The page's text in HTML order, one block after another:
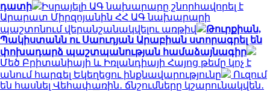
դատի
Իսրայելի ԱԳ նախարարը շնորհավորել է
Արարատ Միրզոյանին ՀՀ ԱԳ նախարարի
պաշտոնում վերանշանակվելու առթիվ
Թուրքիան,
Պակիստանն ու Սաուդյան Արաբիան ստորագրել են
փոխադարձ պաշտպանության համաձայնագիր
Մեծ Բրիտանիայի և Իռլանդիայի Հայոց թեմը կոչ է
անում հարգել Եկեղեցու ինքնավարությունը
Ուզում
են հասնել Վեհափառին․ ճնշումները կշարունակվեն․